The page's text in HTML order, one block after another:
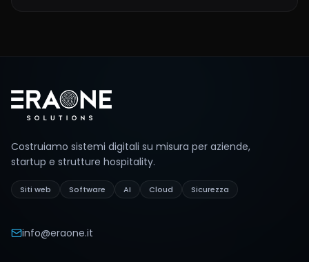
Costruiamo sistemi digitali su misura per aziende,
startup e strutture hospitality.
Siti web Software AI Cloud Sicurezza
info@eraone.it